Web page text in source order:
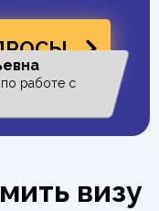
работе с
визу